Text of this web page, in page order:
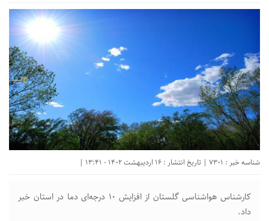
شناسه خبر : 7301 | تاریخ انتشار : 16 اردیبهشت 1402 - 13:41 |
کارشناس هواشناسی گلستان از افزایش ۱۰ درجه‌ای دما در استان خبر
داد.